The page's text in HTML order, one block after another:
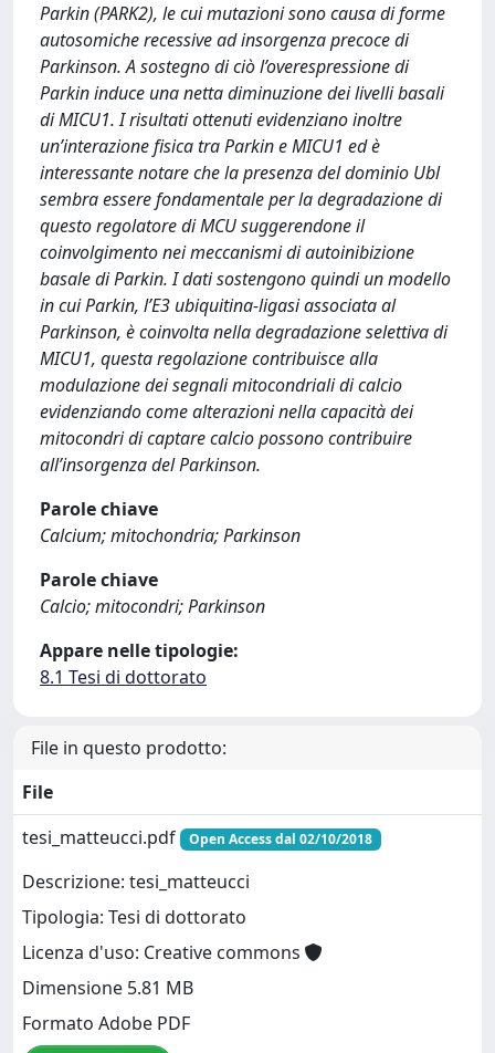
Parkin (PARK2), le cui mutazioni sono causa di forme
autosomiche recessive ad insorgenza precoce di
Parkinson. A sostegno di ciò l’overespressione di
Parkin induce una netta diminuzione dei livelli basali
di MICU1. I risultati ottenuti evidenziano inoltre
un’interazione fisica tra Parkin e MICU1 ed è
interessante notare che la presenza del dominio Ubl
sembra essere fondamentale per la degradazione di
questo regolatore di MCU suggerendone il
coinvolgimento nei meccanismi di autoinibizione
basale di Parkin. I dati sostengono quindi un modello
in cui Parkin, l’E3 ubiquitina-ligasi associata al
Parkinson, è coinvolta nella degradazione selettiva di
MICU1, questa regolazione contribuisce alla
modulazione dei segnali mitocondriali di calcio
evidenziando come alterazioni nella capacità dei
mitocondri di captare calcio possono contribuire
all’insorgenza del Parkinson.
Parole chiave
Calcium; mitochondria; Parkinson
Parole chiave
Calcio; mitocondri; Parkinson
Appare nelle tipologie:
8.1 Tesi di dottorato
File in questo prodotto:
File
tesi_matteucci.pdf
Open Access dal 02/10/2018
Descrizione: tesi_matteucci
Tipologia: Tesi di dottorato
Licenza d'uso: Creative commons
Dimensione 5.81 MB
Formato Adobe PDF